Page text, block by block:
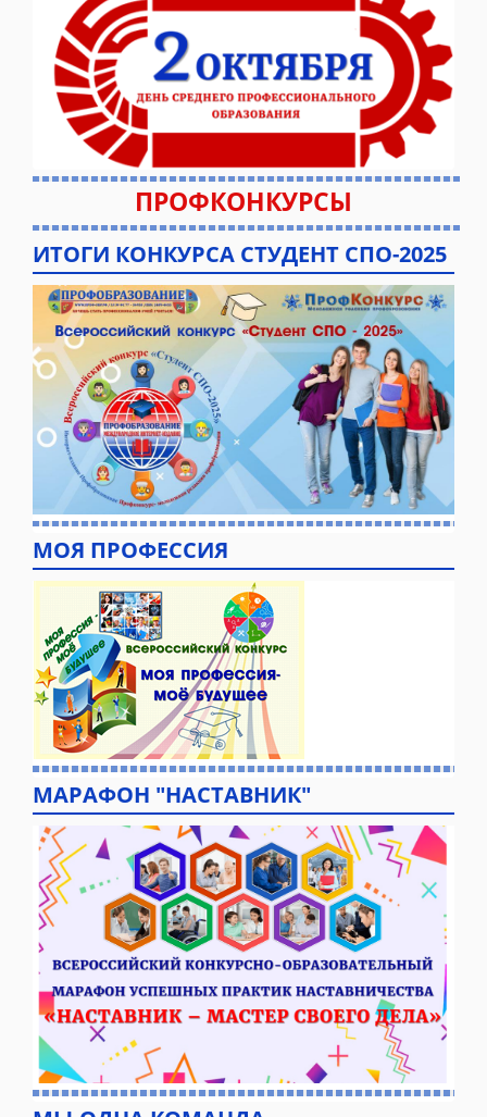
ПРОФКОНКУРСЫ
ИТОГИ КОНКУРСА СТУДЕНТ СПО-2025
МОЯ ПРОФЕССИЯ
МАРАФОН "НАСТАВНИК"